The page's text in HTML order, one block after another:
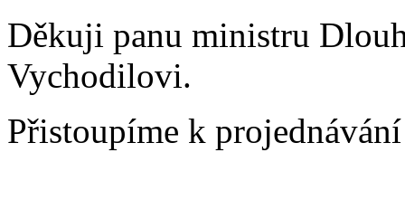
Děkuji panu ministru
Vychodilovi.
Přistoupíme k